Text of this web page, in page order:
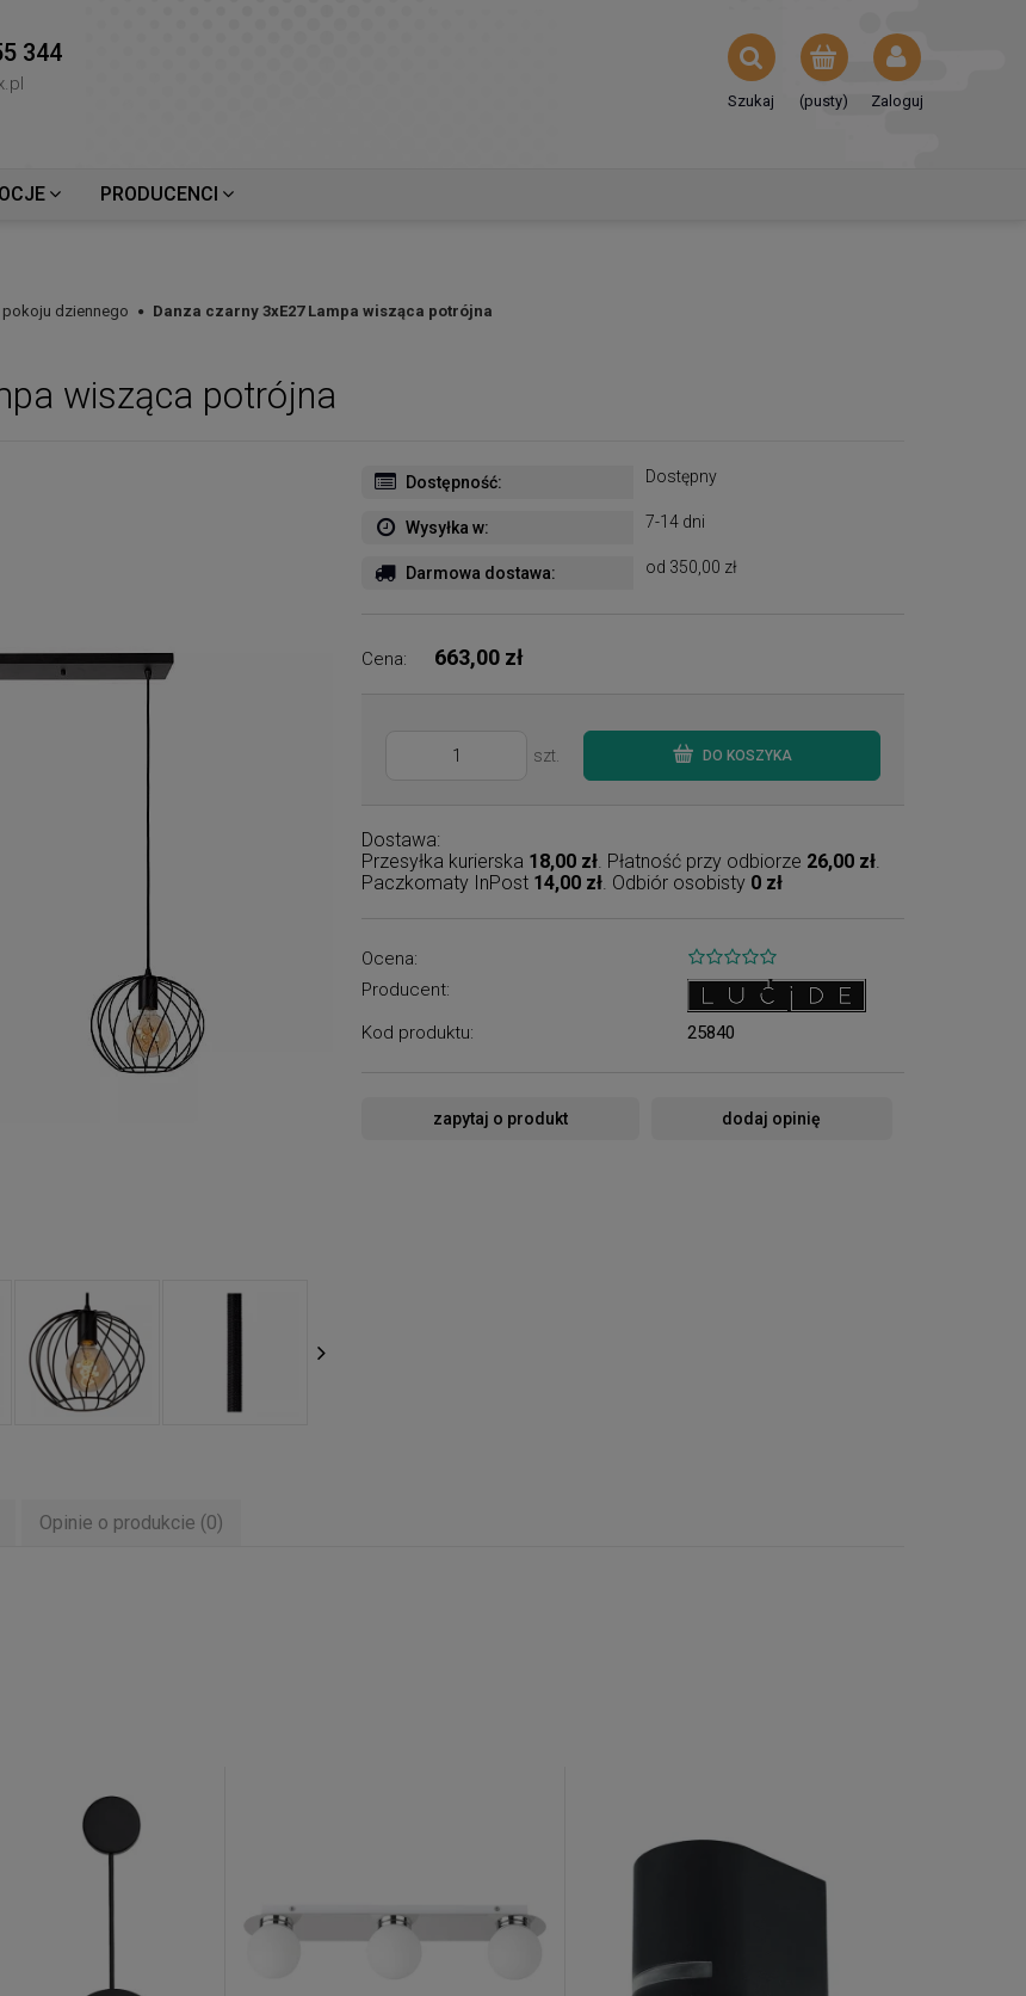
344
(pusty) Zaloguj
Szukaj
PRODUCENCI
dziennego Danza czarny 3xE27 Lampa wisząca potrójna
wisząca potrójna
Dostępność: Dostępny
Wysyłka w: 7-14 dni
Darmowa dostawa: od 350,00 zł
Cena: 663,00 zł
szt. DO KOSZYKA
Dostawa:
Przesyłka kurierska 18,00 zł. Płatność przy odbiorze 26,00 zł.
Paczkomaty InPost 14,00 zł. Odbiór osobisty 0 zł
Ocena:
Producent:
Kod produktu:
25840
zapytaj o produkt dodaj opinię
Opinie o produkcie (0)